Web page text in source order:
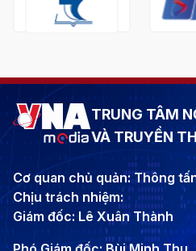
TRUNG TÂM
VÀ TRUYỀN
Cơ quan chủ quản: Thông
Chịu trách nhiệm:
Giám đốc: Lê Xuân Thành